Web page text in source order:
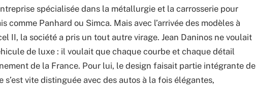
spécialisée dans la métallurgie et la carrosserie pour
comme Panhard ou Simca. Mais avec l’arrivée des modèles à
II, la société a pris un tout autre virage. Jean Daninos ne voulait
de luxe : il voulait que chaque courbe et chaque détail
de la France. Pour lui, le design faisait partie intégrante de
s’est vite distinguée avec des autos à la fois élégantes,